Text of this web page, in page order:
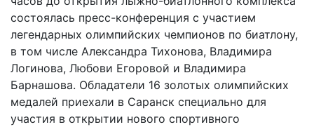
состоялась пресс-конференция с участием
легендарных олимпийских чемпионов по биатлону,
в том числе Александра Тихонова, Владимира
Логинова, Любови Егоровой и Владимира
Барнашова. Обладатели 16 золотых олимпийских
медалей приехали в Саранск специально для
участия в открытии нового спортивного